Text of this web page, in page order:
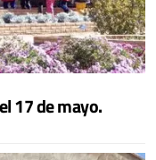
17 de mayo.